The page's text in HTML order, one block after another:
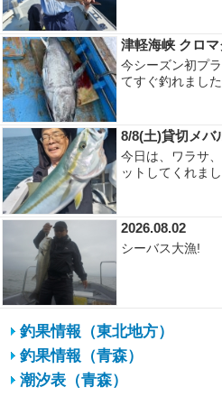
津軽海峡 クロマ
今シーズン初プ
てすぐ釣れまし
8/8(土)貸切メバ
今日は、ワラサ
ットしてくれま
2026.08.02
シーバス大漁!
釣果情報（東北地方）
釣果情報（青森）
潮汐表（青森）